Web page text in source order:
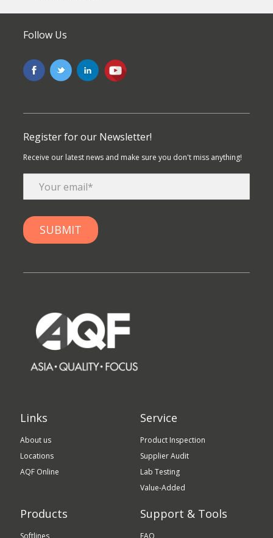
Follow Us
Register for our Newsletter!
Receive our latest news and make sure you don't miss anything!
Links
About us
Locations
AQF Online
Service
Product Inspection
Supplier Audit
Lab Testing
Value-Added
Products
Softlines
Support & Tools
FAQ